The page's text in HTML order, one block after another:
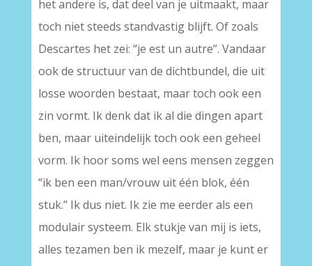
het andere is, dat deel van je uitmaakt, maar
toch niet steeds standvastig blijft. Of zoals
Descartes het zei: “je est un autre”. Vandaar
ook de structuur van de dichtbundel, die uit
losse woorden bestaat, maar toch ook een
zin vormt. Ik denk dat ik al die dingen apart
ben, maar uiteindelijk toch ook een geheel
vorm. Ik hoor soms wel eens mensen zeggen
“ik ben een man/vrouw uit één blok, één
stuk.” Ik dus niet. Ik zie me eerder als een
modulair systeem. Elk stukje van mij is iets,
alles tezamen ben ik mezelf, maar je kunt er